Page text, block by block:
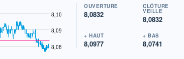
8,08
8,09
8,10
OUVERTURE
8,0832
CLÔTURE
VEILLE
8,0832
+ HAUT
8,0977
+ BAS
8,0741